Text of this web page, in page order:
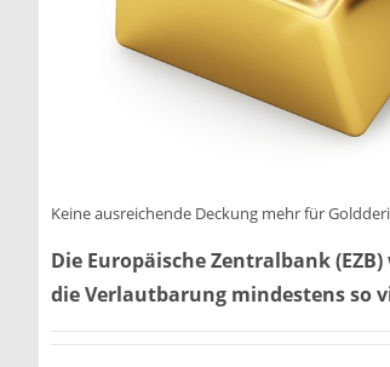
Keine ausreichende Deckung mehr für
Die Europäische Zentralbank
die Verlautbarung mindestens so